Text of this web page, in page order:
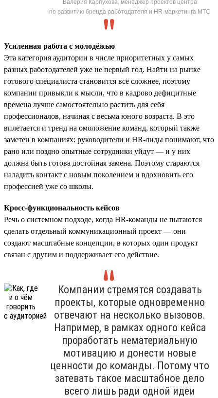
Валерия Карпухова, менеджер проектов центра
по развитию бренда работодателя и HR-маркетинга МТС
Усиленная работа с молодёжью
Эта категория аудитории в числе приоритетных у самых
разных работодателей уже не первый год. Найти на рынке
готового специалиста становится всё сложнее, поэтому
компании привыкли к мысли, что в кадрово дефицитные
времена лучше самостоятельно растить для себя
профессионалов, начиная с весьма юного возраста. В это
вплетается и тренд на омоложение команд, который также
заметен в компаниях: руководители и HR-лиды понимают, что
рано или поздно опытные сотрудники уйдут — и у них
должна быть готова достойная замена. Поэтому стараются
наладить контакт с новым поколением и вдохновить его
профессией уже со школы.
Кросс-функциональность кейсов
Речь о системном подходе, когда HR-команды не пытаются
сделать отдельный коммуникационный проект — они
создают масштабные концепции, в которых один продукт
связан с другим и поддерживает его действие.
Компании стремятся создавать
проекты, которые одновременно
отвечают на несколько вызовов.
Например, в рамках одного кейса
проработать нематериальную
мотивацию и донести новые
ценности до команды. Потому что
затевать такое масштабное дело
всего лишь ради одной идеи